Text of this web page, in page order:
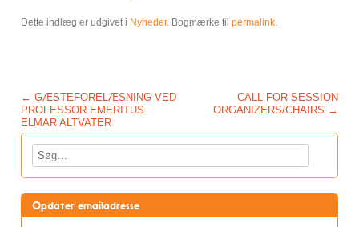
Dette indlæg er udgivet i Nyheder. Bogmærke til permalink
Post navigation
CALL FOR SESSION
ORGANIZERS/CHAIRS →
← GÆSTEFORELÆSNING VED
PROFESSOR EMERITUS
ELMAR ALTVATER
Søg
Opdater emailadresse